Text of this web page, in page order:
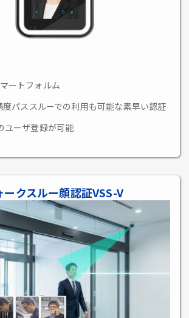
ートフォルム
パススルーでの利用も可能な素早い認証
ユーザ登録が可能
ークスルー顔認証VSS-V